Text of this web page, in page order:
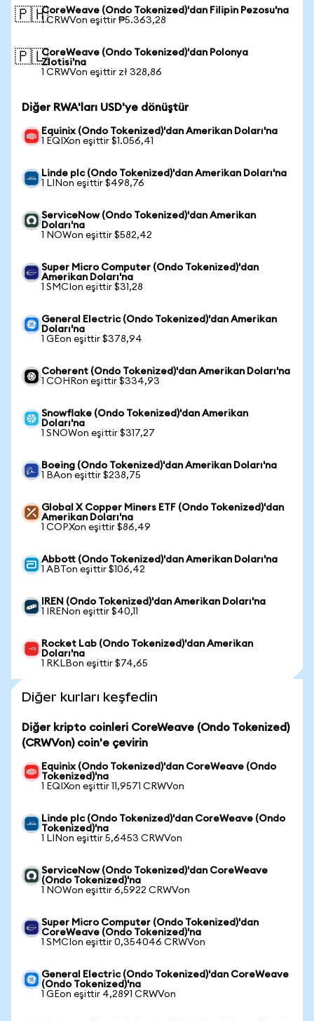
🇵🇭CoreWeave (Ondo Tokenized)'dan Filipin Pezosu'na
1 CRWVon eşittir ₱5.363,28
🇵🇱CoreWeave (Ondo Tokenized)'dan Polonya
Zlotisi'na
1 CRWVon eşittir zł 328,86
Diğer RWA'ları USD'ye dönüştür
Equinix (Ondo Tokenized)'dan Amerikan Doları'na
1 EQIXon eşittir $1.056,41
Linde plc (Ondo Tokenized)'dan Amerikan Doları'na
1 LINon eşittir $498,76
ServiceNow (Ondo Tokenized)'dan Amerikan
Doları'na
1 NOWon eşittir $582,42
Super Micro Computer (Ondo Tokenized)'dan
Amerikan Doları'na
1 SMCIon eşittir $31,28
General Electric (Ondo Tokenized)'dan Amerikan
Doları'na
1 GEon eşittir $378,94
Coherent (Ondo Tokenized)'dan Amerikan Doları'na
1 COHRon eşittir $334,93
Snowflake (Ondo Tokenized)'dan Amerikan
Doları'na
1 SNOWon eşittir $317,27
Boeing (Ondo Tokenized)'dan Amerikan Doları'na
1 BAon eşittir $238,75
Global X Copper Miners ETF (Ondo Tokenized)'dan
Amerikan Doları'na
1 COPXon eşittir $86,49
Abbott (Ondo Tokenized)'dan Amerikan Doları'na
1 ABTon eşittir $106,42
IREN (Ondo Tokenized)'dan Amerikan Doları'na
1 IRENon eşittir $40,11
Rocket Lab (Ondo Tokenized)'dan Amerikan
Doları'na
1 RKLBon eşittir $74,65
Diğer kurları keşfedin
Diğer kripto coinleri CoreWeave (Ondo Tokenized)
(CRWVon) coin'e çevirin
Equinix (Ondo Tokenized)'dan CoreWeave (Ondo
Tokenized)'na
1 EQIXon eşittir 11,9571 CRWVon
Linde plc (Ondo Tokenized)'dan CoreWeave (Ondo
Tokenized)'na
1 LINon eşittir 5,6453 CRWVon
ServiceNow (Ondo Tokenized)'dan CoreWeave
(Ondo Tokenized)'na
1 NOWon eşittir 6,5922 CRWVon
Super Micro Computer (Ondo Tokenized)'dan
CoreWeave (Ondo Tokenized)'na
1 SMCIon eşittir 0,354046 CRWVon
General Electric (Ondo Tokenized)'dan CoreWeave
(Ondo Tokenized)'na
1 GEon eşittir 4,2891 CRWVon